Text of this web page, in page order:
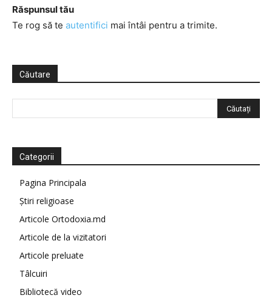
Răspunsul tău
Te rog să te autentifici mai întâi pentru a trimite.
Căutare
Categorii
Pagina Principala
Știri religioase
Articole Ortodoxia.md
Articole de la vizitatori
Articole preluate
Tâlcuiri
Bibliotecă video